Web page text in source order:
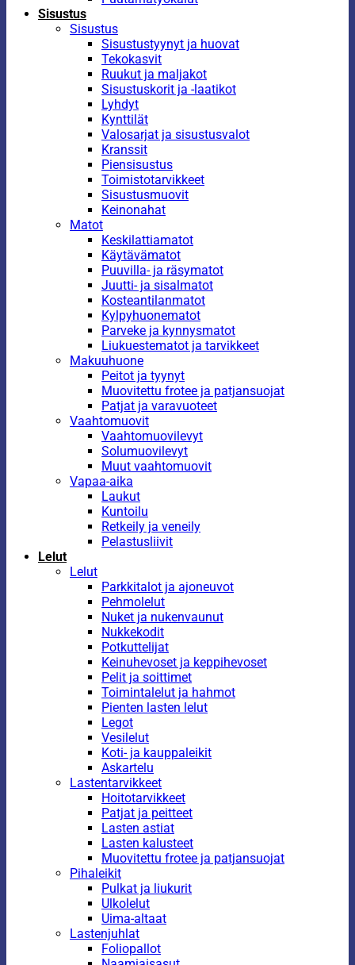
Sisustus
Sisustus
Sisustustyynyt ja huovat
Tekokasvit
Ruukut ja maljakot
Sisustuskorit ja -laatikot
Lyhdyt
Kynttilät
Valosarjat ja sisustusvalot
Kranssit
Piensisustus
Toimistotarvikkeet
Sisustusmuovit
Keinonahat
Matot
Keskilattiamatot
Käytävämatot
Puuvilla- ja räsymatot
Juutti- ja sisalmatot
Kosteantilanmatot
Kylpyhuonematot
Parveke ja kynnysmatot
Liukuestematot ja tarvikkeet
Makuuhuone
Peitot ja tyynyt
Muovitettu frotee ja patjansuojat
Patjat ja varavuoteet
Vaahtomuovit
Vaahtomuovilevyt
Solumuovilevyt
Muut vaahtomuovit
Vapaa-aika
Laukut
Kuntoilu
Retkeily ja veneily
Pelastusliivit
Lelut
Lelut
Parkkitalot ja ajoneuvot
Pehmolelut
Nuket ja nukenvaunut
Nukkekodit
Potkuttelijat
Keinuhevoset ja keppihevoset
Pelit ja soittimet
Toimintalelut ja hahmot
Pienten lasten lelut
Legot
Vesilelut
Koti- ja kauppaleikit
Askartelu
Lastentarvikkeet
Hoitotarvikkeet
Patjat ja peitteet
Lasten astiat
Lasten kalusteet
Muovitettu frotee ja patjansuojat
Pihaleikit
Pulkat ja liukurit
Ulkolelut
Uima-altaat
Lastenjuhlat
Foliopallot